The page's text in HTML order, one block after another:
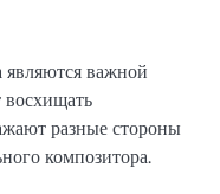
важной
восхищать
разные стороны
композитора.